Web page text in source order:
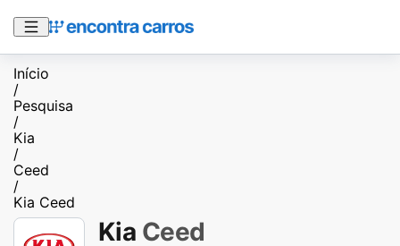
Início
/
Pesquisa
/
Kia
/
Ceed
/
Kia Ceed
Kia Ceed